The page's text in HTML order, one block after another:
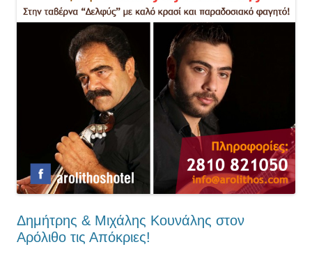
Δημήτρης & Μιχάλης Κουνάλης στον
Αρόλιθο τις Απόκριες!